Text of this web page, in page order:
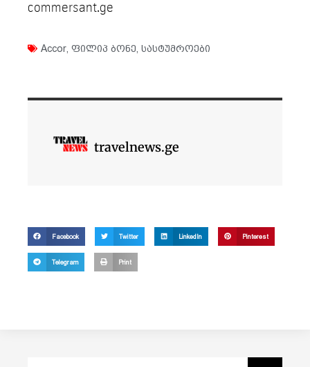
commersant.ge
Accor ფილიპ ბონე სასტუმროები
travelnews.ge
Facebook Twitter LinkedIn Pinterest
Telegram Print